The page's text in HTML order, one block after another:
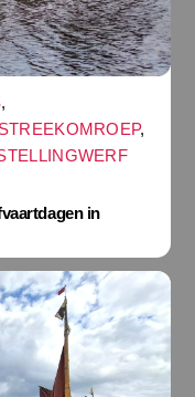
,
STREEKOMROEP,
in